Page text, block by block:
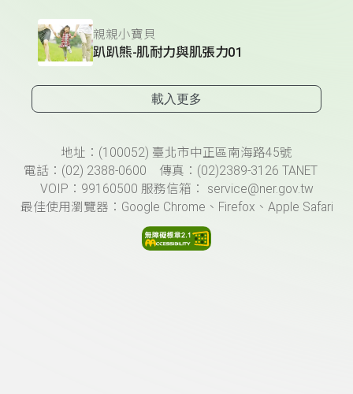
親親小寶貝
趴趴熊-肌耐力與肌張力01
載入更多
頁尾資訊地址：(100052) 臺北市中正區南海路45號
電話：(02) 2388-0600 傳真：(02)2389-3126 TANET
VOIP：99160500 服務信箱： service@ner.gov.tw
最佳使用瀏覽器：Google Chrome、Firefox、Apple Safari